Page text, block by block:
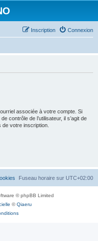
Connexion
Inscription
associée à votre compte. Si
contrôle de l’utilisateur, il s’agit de
votre inscription.
Fuseau horaire sur UTC+02:00
© phpBB Limited
©Qiaeru